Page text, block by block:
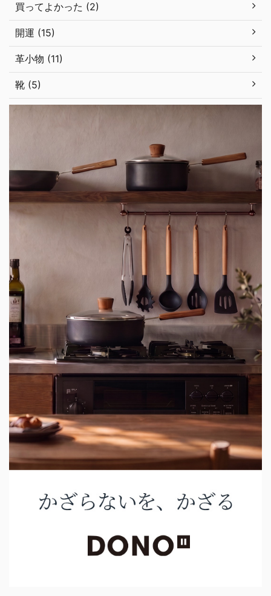
買ってよかった (2)
開運 (15)
革小物 (11)
靴 (5)